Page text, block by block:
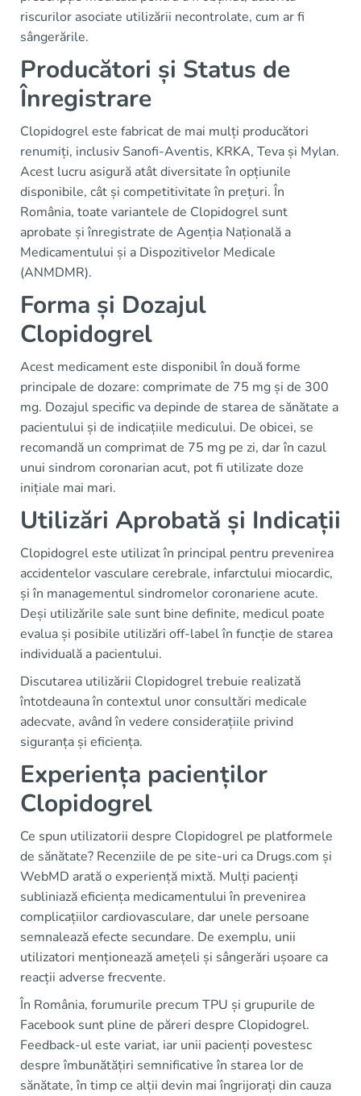
riscurilor asociate utilizării necontrolate, cum ar fi
sângerările.
Producători și Status de
Înregistrare
Clopidogrel este fabricat de mai mulți producători
renumiți, inclusiv Sanofi-Aventis, KRKA, Teva și Mylan.
Acest lucru asigură atât diversitate în opțiunile
disponibile, cât și competitivitate în prețuri. În
România, toate variantele de Clopidogrel sunt
aprobate și înregistrate de Agenția Națională a
Medicamentului și a Dispozitivelor Medicale
(ANMDMR).
Forma și Dozajul
Clopidogrel
Acest medicament este disponibil în două forme
principale de dozare: comprimate de 75 mg și de 300
mg. Dozajul specific va depinde de starea de sănătate a
pacientului și de indicațiile medicului. De obicei, se
recomandă un comprimat de 75 mg pe zi, dar în cazul
unui sindrom coronarian acut, pot fi utilizate doze
inițiale mai mari.
Utilizări Aprobată și Indicații
Clopidogrel este utilizat în principal pentru prevenirea
accidentelor vasculare cerebrale, infarctului miocardic,
și în managementul sindromelor coronariene acute.
Deși utilizările sale sunt bine definite, medicul poate
evalua și posibile utilizări off-label în funcție de starea
individuală a pacientului.
Discutarea utilizării Clopidogrel trebuie realizată
întotdeauna în contextul unor consultări medicale
adecvate, având în vedere considerațiile privind
siguranța și eficiența.
Experiența pacienților
Clopidogrel
Ce spun utilizatorii despre Clopidogrel pe platformele
de sănătate? Recenziile de pe site-uri ca Drugs.com și
WebMD arată o experiență mixtă. Mulți pacienți
subliniază eficiența medicamentului în prevenirea
complicațiilor cardiovasculare, dar unele persoane
semnalează efecte secundare. De exemplu, unii
utilizatori menționează amețeli și sângerări ușoare ca
reacții adverse frecvente.
În România, forumurile precum TPU și grupurile de
Facebook sunt pline de păreri despre Clopidogrel.
Feedback-ul este variat, iar unii pacienți povestesc
despre îmbunătățiri semnificative în starea lor de
sănătate, în timp ce alții devin mai îngrijorați din cauza